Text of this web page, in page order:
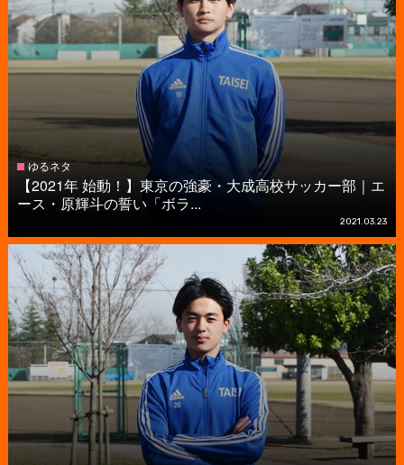
ゆるネタ
【2021年 始動！】東京の強豪・大成高校サッカー部｜エ
ース・原輝斗の誓い「ボラ...
2021.03.23